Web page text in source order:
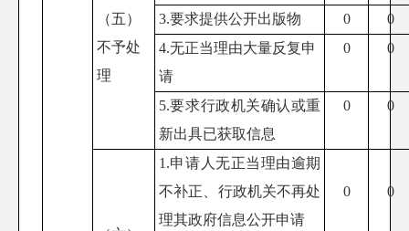
（五）
不予处
理
3.要求提供公开出版物
0
0
4.无正当理由大量反复申
请
0 0
5.要求行政机关确认或重
新出具已获取信息
0 0
1.申请人无正当理由逾期
不补正、行政机关不再处
理其政府信息公开申请
0 0